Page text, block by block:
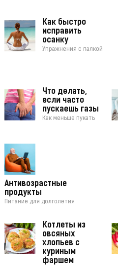
Как быстро
исправить
осанку
Упражнения с палкой
Что делать,
если часто
пускаешь газы
Как меньше пукать
Антивозрастные
продукты
Питание для долголетия
Котлеты из
овсяных
хлопьев с
куриным
фаршем